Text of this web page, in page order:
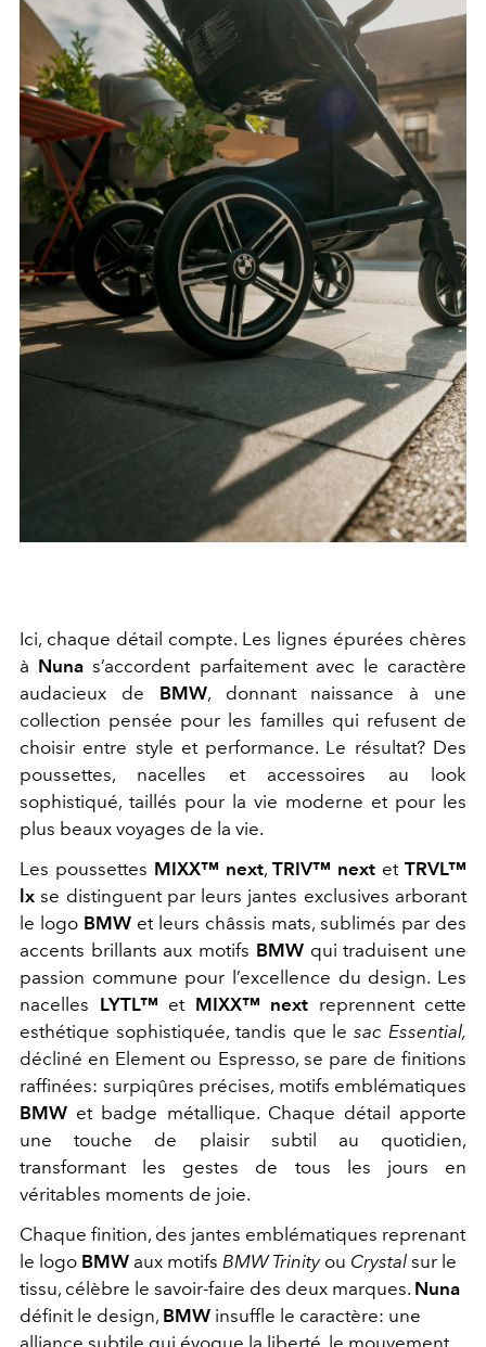
Ici, chaque détail compte. Les lignes épurées chères
à Nuna s’accordent parfaitement avec le caractère
audacieux de BMW, donnant naissance à une
collection pensée pour les familles qui refusent de
choisir entre style et performance. Le résultat? Des
poussettes, nacelles et accessoires au look
sophistiqué, taillés pour la vie moderne et pour les
plus beaux voyages de la vie.
Les poussettes MIXX™ next,TRIV™ next etTRVL™
lx se distinguent par leurs jantes exclusives arborant
le logo BMW et leurs châssis mats, sublimés par des
accents brillants aux motifs BMW qui traduisent une
passion commune pour l’excellence du design. Les
nacelles LYTL™ et MIXX™ next reprennent cette
esthétique sophistiquée, tandis que lesac Essential,
décliné en Element ou Espresso, se pare de finitions
raffinées: surpiqûres précises, motifs emblématiques
BMW et badge métallique. Chaque détail apporte
une touche de plaisir subtil au quotidien,
transformant les gestes de tous les jours en
véritables moments de joie.
Chaque finition, des jantes emblématiques reprenant
le logo BMW aux motifs BMW Trinityou Crystal sur le
tissu, célèbre le savoir-faire des deux marques. Nuna
définit le design, BMW insuffle le caractère: une
alliance subtile qui évoque la liberté, le mouvement